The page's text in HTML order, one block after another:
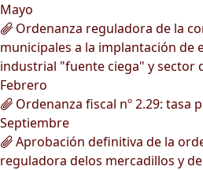
Mayo
Ordenanza reguladora de la
municipales a la implantación de
industrial "fuente ciega" y sector
Febrero
Ordenanza fiscal nº 2.29: tasa
Septiembre
Aprobación definitiva de la
reguladora delos mercadillos y